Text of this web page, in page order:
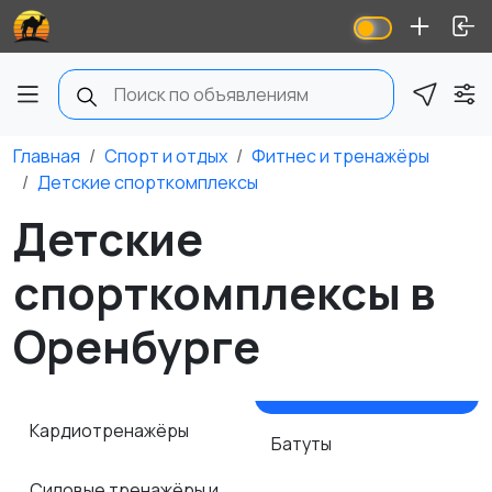
Главная Спорт и отдых
Фитнес и тренажёры
Детские спорткомплексы
Детские
спорткомплексы в
Оренбурге
Кардиотренажёры
Батуты